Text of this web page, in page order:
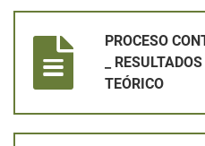
PROCESO
_
TEÓRICO